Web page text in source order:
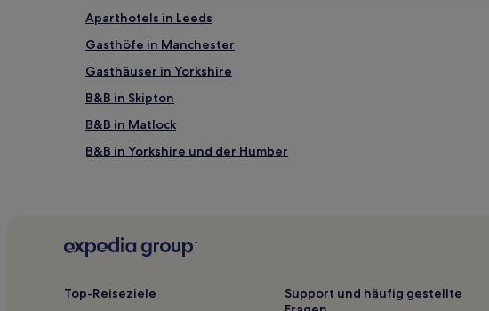
Aparthotels in Leeds
Gasthöfe in Manchester
Gasthäuser in Yorkshire
B&B in Skipton
B&B in Matlock
B&B in Yorkshire und der Humber
Günstige in Burnley
Top-Reiseziele
Support und häufig gestellte